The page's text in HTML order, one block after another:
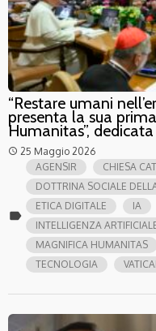
“Restare umani
presenta la sua
Humanitas”,
access_time 25 Maggio 2026
label
AGENSIR CHIESA
DOTTRINA SOCIALE
ETICA DIGITALE
IA
INTELLIGENZA
MAGNIFICA HUMANITAS
TECNOLOGIA